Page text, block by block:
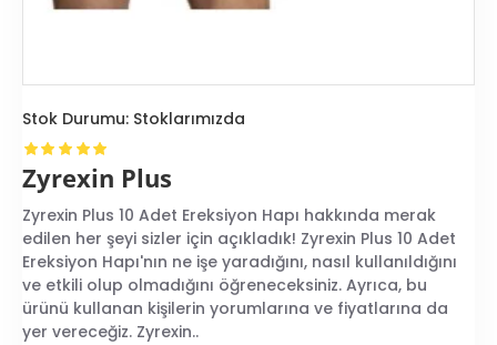
Stok Durumu: Stoklarımızda
Zyrexin Plus
Zyrexin Plus 10 Adet Ereksiyon Hapı hakkında merak
edilen her şeyi sizler için açıkladık! Zyrexin Plus 10 Adet
Ereksiyon Hapı'nın ne işe yaradığını, nasıl kullanıldığını
ve etkili olup olmadığını öğreneceksiniz. Ayrıca, bu
ürünü kullanan kişilerin yorumlarına ve fiyatlarına da
yer vereceğiz. Zyrexin..